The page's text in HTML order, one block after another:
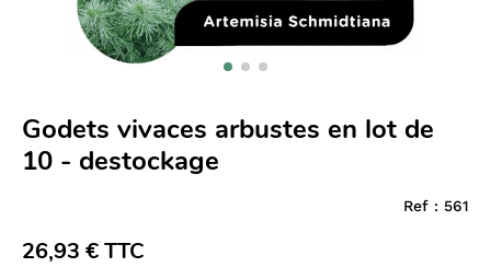
Godets vivaces arbustes en lot de
10 - destockage
Ref : 561
26,93 € TTC